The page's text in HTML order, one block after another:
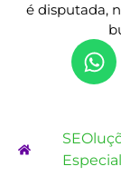
é disputada,